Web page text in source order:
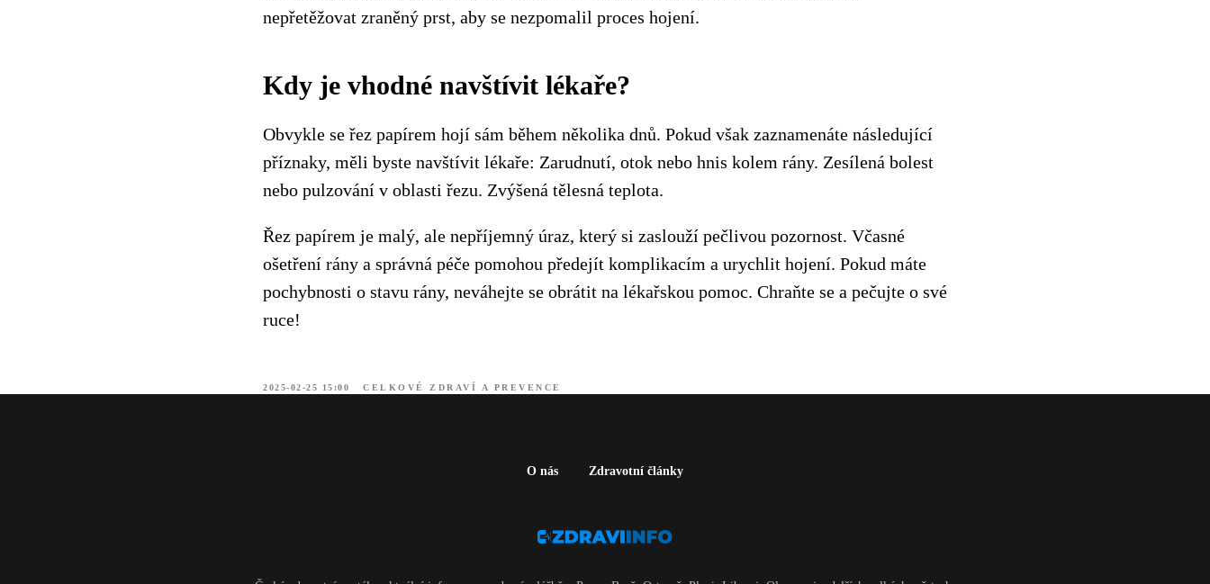
nepřetěžovat zraněný prst, aby se nezpomalil proces hojení.
Kdy je vhodné navštívit lékaře?
Obvykle se řez papírem hojí sám během několika dnů. Pokud však zaznamenáte následující
příznaky, měli byste navštívit lékaře: Zarudnutí, otok nebo hnis kolem rány. Zesílená bolest
nebo pulzování v oblasti řezu. Zvýšená tělesná teplota.
Řez papírem je malý, ale nepříjemný úraz, který si zaslouží pečlivou pozornost. Včasné
ošetření rány a správná péče pomohou předejít komplikacím a urychlit hojení. Pokud máte
pochybnosti o stavu rány, neváhejte se obrátit na lékařskou pomoc. Chraňte se a pečujte o své
ruce!
2025-02-25 15:00 CELKOVÉ ZDRAVÍ A PREVENCE
O nás Zdravotní články